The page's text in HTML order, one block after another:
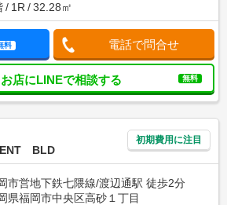
1R 32.28㎡
料 電話で問合せ
お店にLINEで相談する 無料
BLD
初期費用に注目
市営地下鉄七隈線/渡辺通駅 徒歩2分
県福岡市中央区高砂１丁目